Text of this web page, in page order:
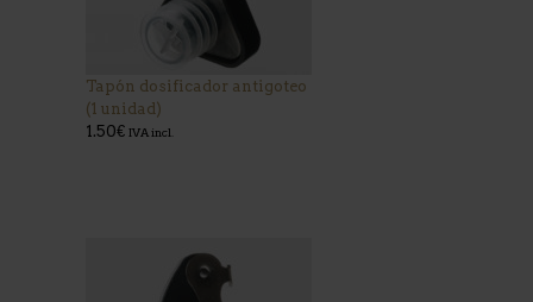
Tapón dosificador antigoteo
(1 unidad)
1.50€ IVA incl.